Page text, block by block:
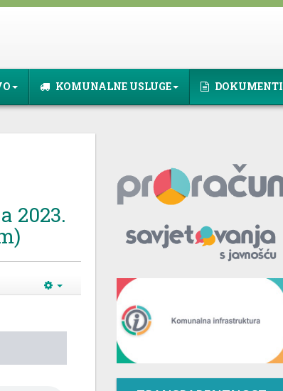
KOMUNALNE USLUGE DOKUMENTI
2023.